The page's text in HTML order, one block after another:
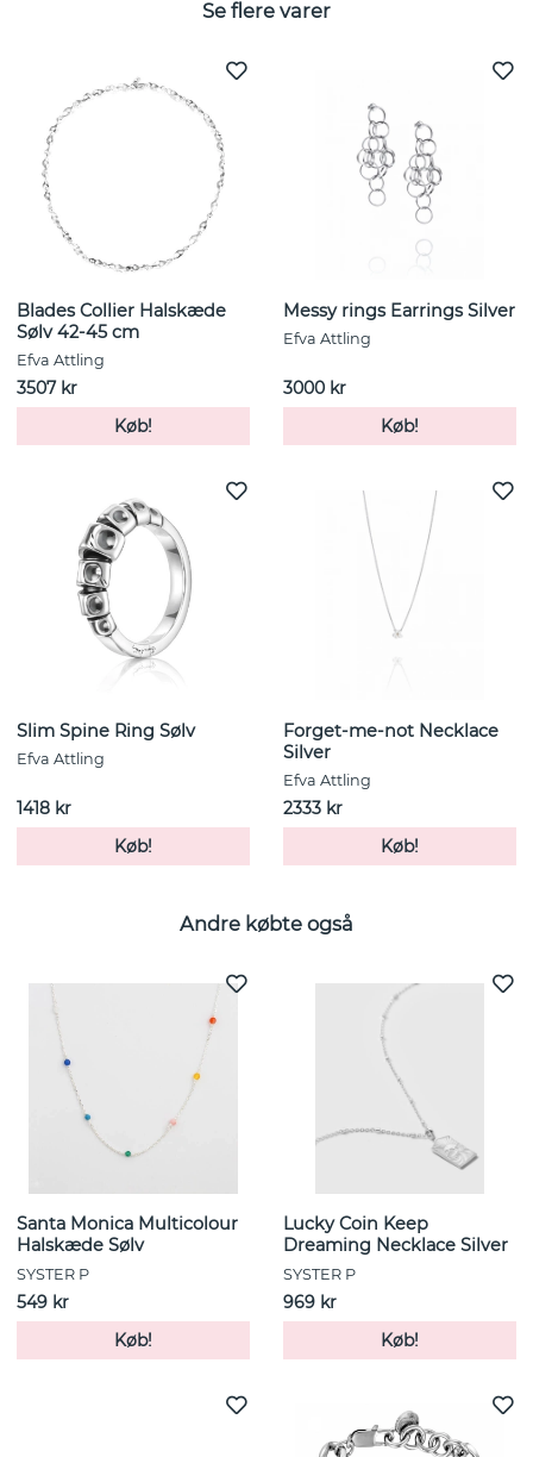
Se flere varer
Blades Collier Halskæde
Sølv 42-45 cm
Efva Attling
3507 kr
Køb!
Messy rings Earrings Silver
Efva Attling
3000 kr
Køb!
Slim Spine Ring Sølv
Efva Attling
1418 kr
Køb!
Forget-me-not Necklace
Silver
Efva Attling
2333 kr
Køb!
Andre købte også
Santa Monica Multicolour
Halskæde Sølv
SYSTER P
549 kr
Køb!
Lucky Coin Keep
Dreaming Necklace Silver
SYSTER P
969 kr
Køb!